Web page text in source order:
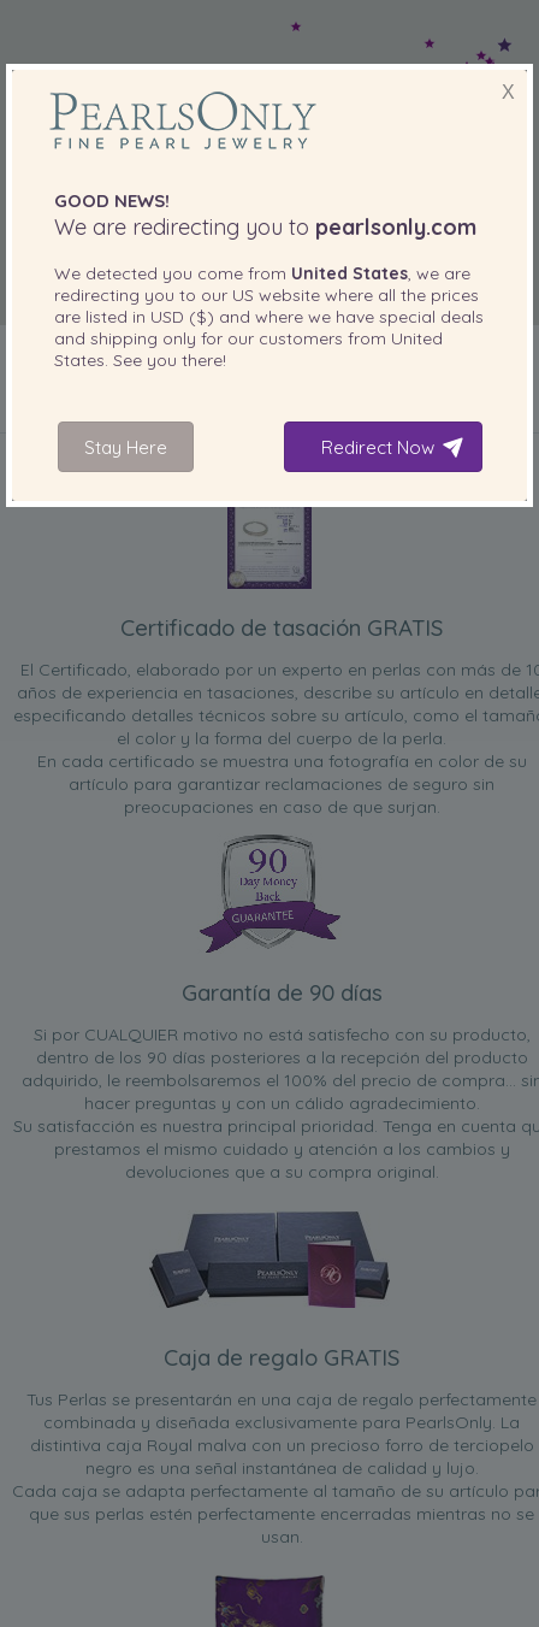
Certificado de tasación GRATIS
El Certificado, elaborado por un experto en perlas con más de
años de experiencia en tasaciones, describe su artículo en
especificando detalles técnicos sobre su artículo, como el
el color y la forma del cuerpo de la perla.
En cada certificado se muestra una fotografía en color de su
artículo para garantizar reclamaciones de seguro sin
preocupaciones en caso de que surjan.
Garantía de 90 días
Si por CUALQUIER motivo no está satisfecho con su producto,
dentro de los 90 días posteriores a la recepción del producto
adquirido, le reembolsaremos el 100% del precio de compra...
hacer preguntas y con un cálido agradecimiento.
Su satisfacción es nuestra principal prioridad. Tenga en cuenta
prestamos el mismo cuidado y atención a los cambios y
devoluciones que a su compra original.
Caja de regalo GRATIS
Tus Perlas se presentarán en una caja de regalo perfectamente
combinada y diseñada exclusivamente para PearlsOnly. La
distintiva caja Royal malva con un precioso forro de terciopelo
negro es una señal instantánea de calidad y lujo.
Cada caja se adapta perfectamente al tamaño de su artículo
que sus perlas estén perfectamente encerradas mientras no se
usan.
X
GOOD NEWS!
We are redirecting you to pearlsonly.com
We detected you come from United States, we are
redirecting you to our US website where all the prices
are listed in USD ($) and where we have special deals
and shipping only for our customers from United
States. See you there!
Stay Here Redirect Now